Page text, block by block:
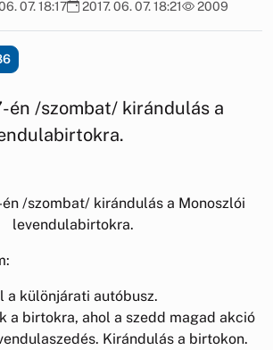
07. 18:17 2017. 06. 07. 18:21 2009
én /szombat/ kirándulás a
én /szombat/ kirándulás a Monoszlói
levendulabirtokra.
a különjárati autóbusz.
a birtokra, ahol a szedd magad akció
Kirándulás a birtokon.